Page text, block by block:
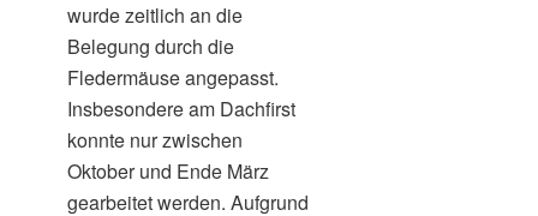
wurde zeitlich an die
Belegung durch die
Fledermäuse angepasst.
Insbesondere am Dachfirst
konnte nur zwischen
Oktober und Ende März
gearbeitet werden. Aufgrund